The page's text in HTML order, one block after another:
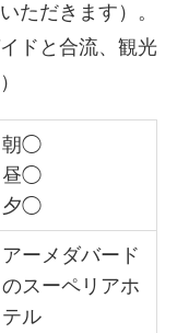
ただきます）。
ドと合流、観光
朝◯
昼◯
夕◯
アーメダバード
のスーペリアホ
テル